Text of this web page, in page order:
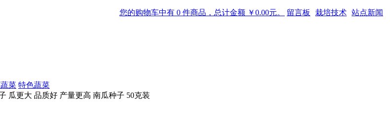
您的购物车中有 0 件商品，总计金额 ￥0.00元。 留言板 栽培技术 站点新闻
菜 特色蔬菜
瓜更大 品质好 产量更高 南瓜种子 50克装